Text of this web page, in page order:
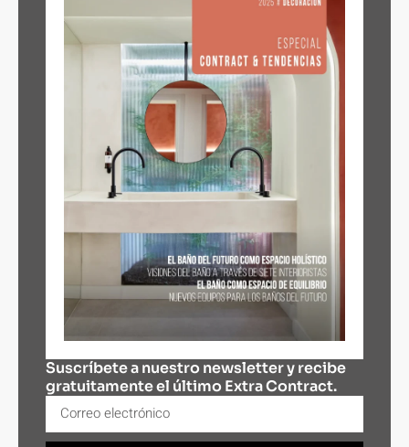
Suscríbete a nuestro newsletter y recibe
gratuitamente el último Extra Contract.